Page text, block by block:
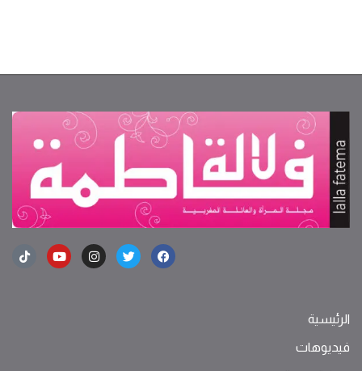
الرئيسية
فيديوهات